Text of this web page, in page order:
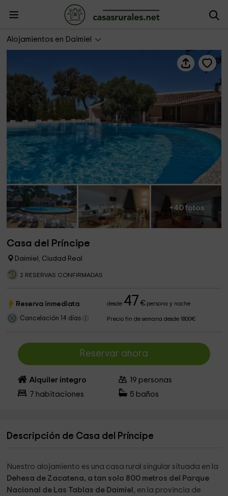
Alojamientos en Daimiel
+40 fotos
Casa del Príncipe
Daimiel, Ciudad Real
2 RESERVAS CONFIRMADAS
Reserva inmediata desde 47 €persona y noche
Cancelación 14 días Precio fin de semana desde 1800€
Reservar ahora
Alquiler íntegro 19 personas
7 habitaciones 5 baños
Descripción de Casa del Príncipe
Nuestro alojamiento es una casa rural singular situada en la
Dehesa de Zacatena, a tan solo 800 metros del Parque
Nacional de Las Tablas de Daimiel , en la provincia de